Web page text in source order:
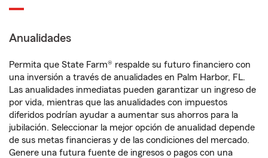
Anualidades
Permita que State Farm® respalde su futuro financiero con
una inversión a través de anualidades en Palm Harbor, FL.
Las anualidades inmediatas pueden garantizar un ingreso de
por vida, mientras que las anualidades con impuestos
diferidos podrían ayudar a aumentar sus ahorros para la
jubilación. Seleccionar la mejor opción de anualidad depende
de sus metas financieras y de las condiciones del mercado.
Genere una futura fuente de ingresos o pagos con una